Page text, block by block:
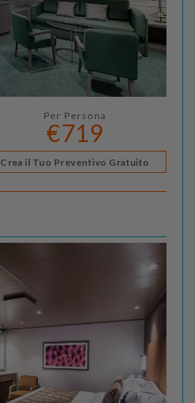
Per Persona
€719
Crea il Tuo Preventivo Gratuito